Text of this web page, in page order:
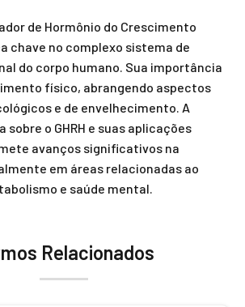
de Hormônio do Crescimento
chave no complexo sistema de
do corpo humano. Sua importância
físico, abrangendo aspectos
e de envelhecimento. A
sobre o GHRH e suas aplicações
avanços significativos na
em áreas relacionadas ao
e saúde mental.
Relacionados